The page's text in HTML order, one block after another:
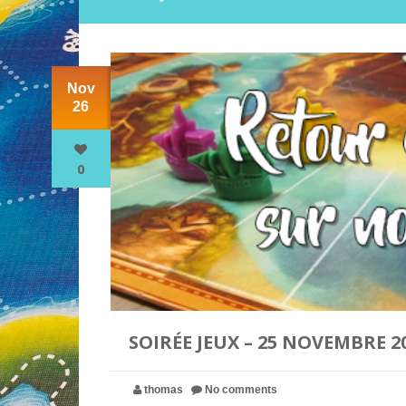
Nov
26
0
SOIRÉE JEUX – 25 NOVEMBRE
thomas No comments